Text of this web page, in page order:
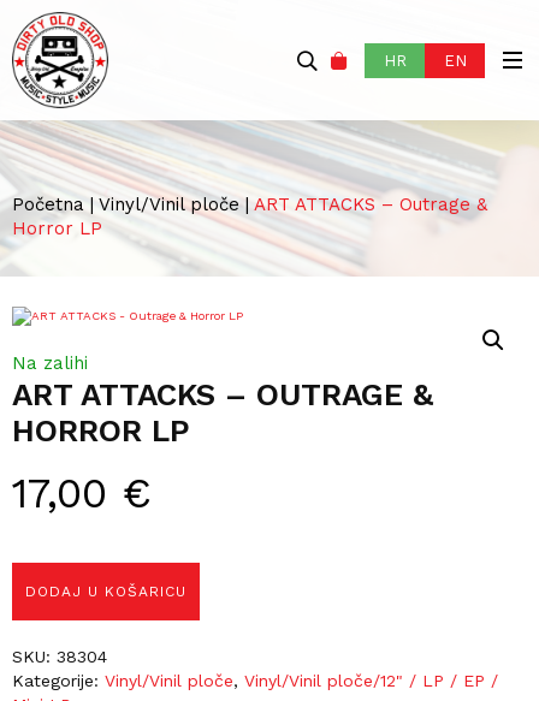
HR EN
Početna | Vinyl/Vinil ploče| ART ATTACKS – Outrage &
Horror LP
ART ATTACKS – OUTRAGE &
HORROR LP
17,00 €
Na zalihi
DODAJ U KOŠARICU
SKU: 38304
Kategorije: Vinyl/Vinil ploče, Vinyl/Vinil ploče/12" / LP / EP /